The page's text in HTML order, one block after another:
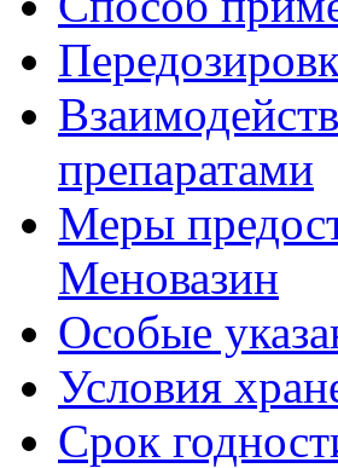
препаратами
Меры
Меновазин
Особые
Условия
Срок